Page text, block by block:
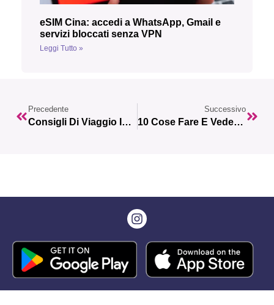
eSIM Cina: accedi a WhatsApp, Gmail e
servizi bloccati senza VPN
Leggi Tutto »
Precedente
Consigli Di Viaggio In Egitto: Cosa Vedere E Quali Attività Fare
Successivo
10 Cose Fare E Vedere Durante Il Tuo Viaggio In Andorra